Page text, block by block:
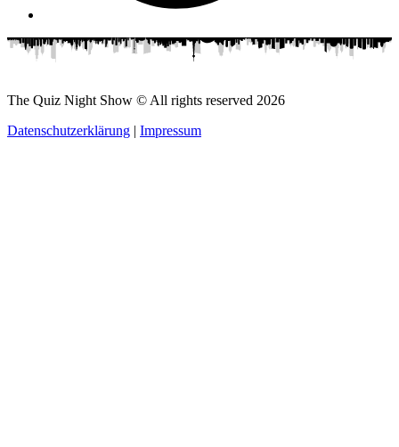
The Quiz Night Show © All rights reserved 2026
Datenschutzerklärung | Impressum